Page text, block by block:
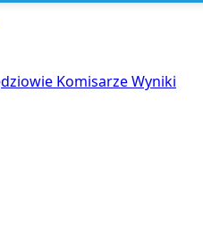
KomisarzeWyniki